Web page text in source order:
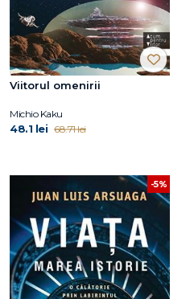
Viitorul omenirii
Michio Kaku
48.1 lei 68.71 lei
-5%